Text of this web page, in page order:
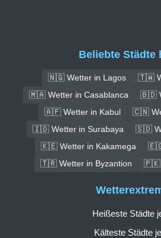
Beliebte Städte
🇳🇬 Wetter in Lagos
🇹🇼
🇲🇦 Wetter in Casablanca
🇧🇩
🇦🇫 Wetter in Kabul
🇨🇳
🇮🇩 Wetter in Surabaya
🇸🇩
🇰🇪 Wetter in Kakamega
🇪🇬
🇹🇷 Wetter in Byzantion
🇵🇰
Heißeste Städte
Kälteste Städte